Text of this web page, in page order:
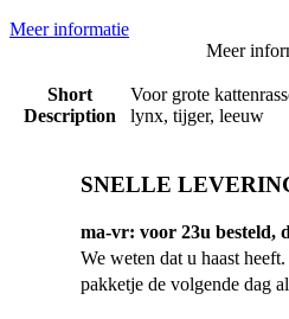
Meer informatie
Meer
Short
Description
Voor grote
lynx, tijger, leeuw
SNELLE
ma-vr: voor 23u besteld,
We weten dat u haast
pakketje de volgende dag